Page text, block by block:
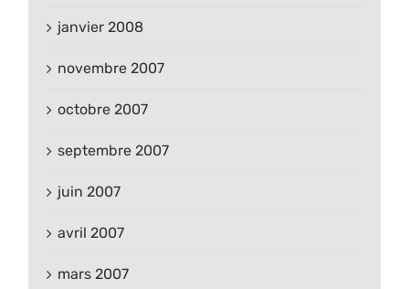
janvier 2008
novembre 2007
octobre 2007
septembre 2007
juin 2007
avril 2007
mars 2007